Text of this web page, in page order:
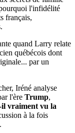
l'infidélité
français,
quand Larry relate
québécois dont
par un
Iréné analyse
l'ère Trump,
il vraiment vu la
à la fois